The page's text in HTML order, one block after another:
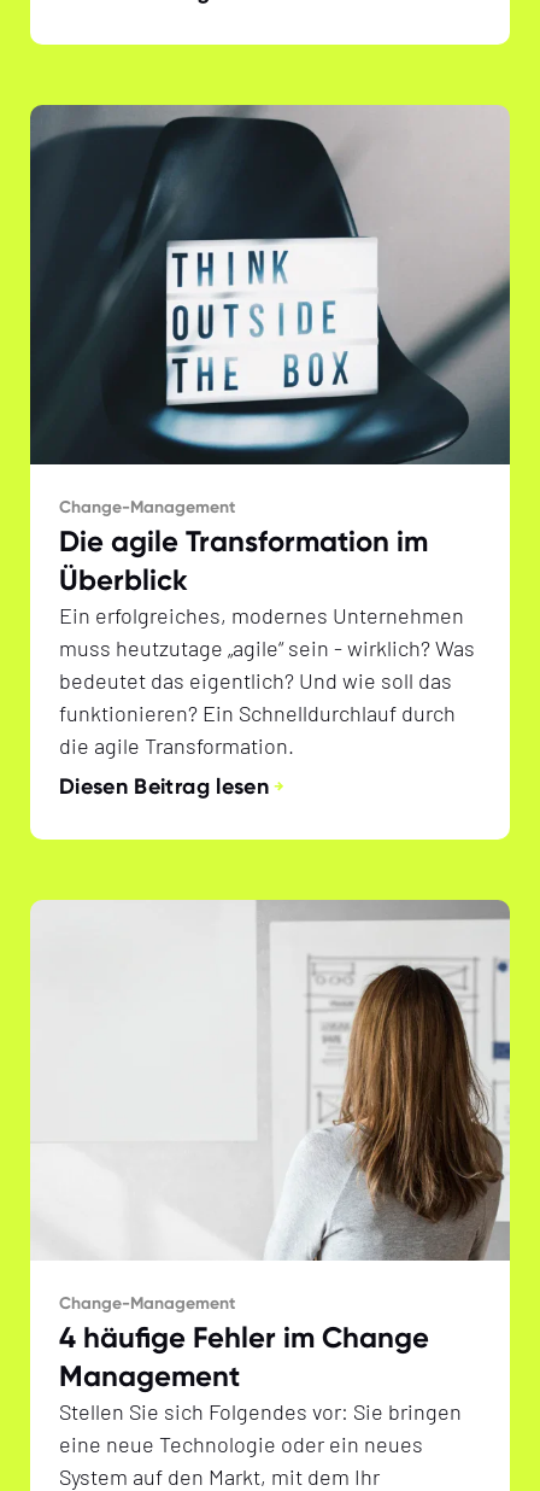
Change-Management
Die agile Transformation im
Überblick
Ein erfolgreiches, modernes Unternehmen
muss heutzutage „agile“ sein - wirklich? Was
bedeutet das eigentlich? Und wie soll das
funktionieren? Ein Schnelldurchlauf durch
die agile Transformation.
Diesen Beitrag lesen
Change-Management
4 häufige Fehler im Change
Management
Stellen Sie sich Folgendes vor: Sie bringen
eine neue Technologie oder ein neues
System auf den Markt, mit dem Ihr